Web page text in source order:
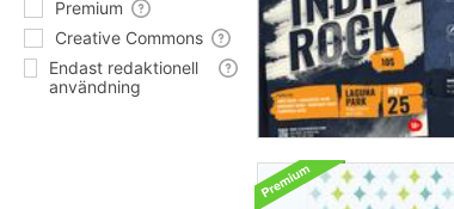
Premium
Creative Commons
Endast redaktionell
användning